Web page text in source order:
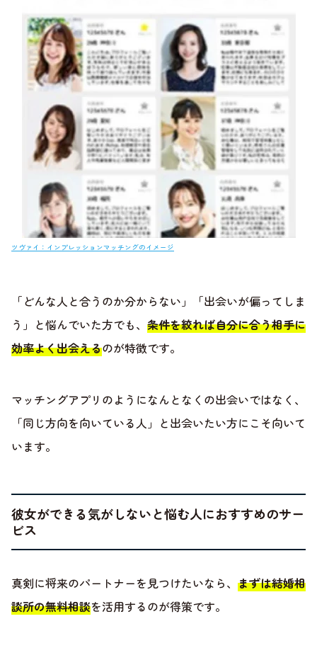
ツヴァイ：インプレッションマッチングのイメージ
「どんな人と合うのか分からない」「出会いが偏ってしま
う」と悩んでいた方でも、 条件を絞れば自分に合う相手に
効率よく出会えるのが特徴です。
マッチングアプリのようになんとなくの出会いではなく、
「同じ方向を向いている人」と出会いたい方にこそ向いて
います。
彼女ができる気がしないと悩む人におすすめのサー
ビス
真剣に将来のパートナーを見つけたいなら、 まずは結婚相
談所の無料相談を活用するのが得策です。